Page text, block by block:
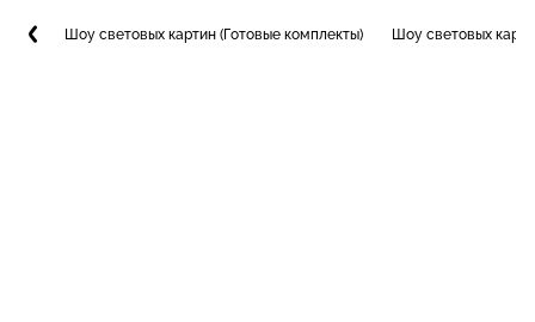
Шоу световых картин (Готовые комплекты) Шоу световых